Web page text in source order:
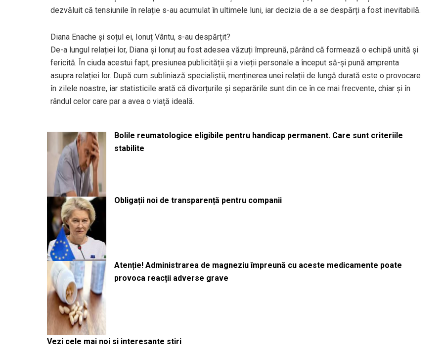
dezvăluit că tensiunile în relație s-au acumulat în ultimele luni, iar decizia de a se despărți a fost inevitabilă.
Diana Enache și soțul ei, Ionuț Vântu, s-au despărțit?
De-a lungul relației lor, Diana și Ionuț au fost adesea văzuți împreună, părând că formează o echipă unită și
fericită. În ciuda acestui fapt, presiunea publicității și a vieții personale a început să-și pună amprenta
asupra relației lor. După cum subliniază specialiștii, menținerea unei relații de lungă durată este o provocare
în zilele noastre, iar statisticile arată că divorțurile și separările sunt din ce în ce mai frecvente, chiar și în
rândul celor care par a avea o viață ideală.
Bolile reumatologice eligibile pentru handicap permanent. Care sunt criteriile
stabilite
Obligații noi de transparență pentru companii
Atenție! Administrarea de magneziu împreună cu aceste medicamente poate
provoca reacții adverse grave
Vezi cele mai noi si interesante stiri